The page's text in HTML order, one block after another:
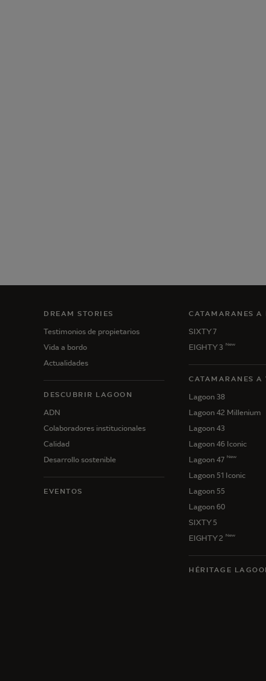
DREAM STORIES
Testimonios de propietarios
Vida a bordo
Actualidades
DESCUBRIR LAGOON
ADN
Colaboradores institucionales
Calidad
Desarrollo sostenible
EVENTOS
CATAMARANES A
SIXTY 7
EIGHTY 3 New
CATAMARANES A
Lagoon 38
Lagoon 42 Millenium
Lagoon 43
Lagoon 46 Iconic
Lagoon 47 New
Lagoon 51 Iconic
Lagoon 55
Lagoon 60
SIXTY 5
EIGHTY 2 New
HÉRITAGE